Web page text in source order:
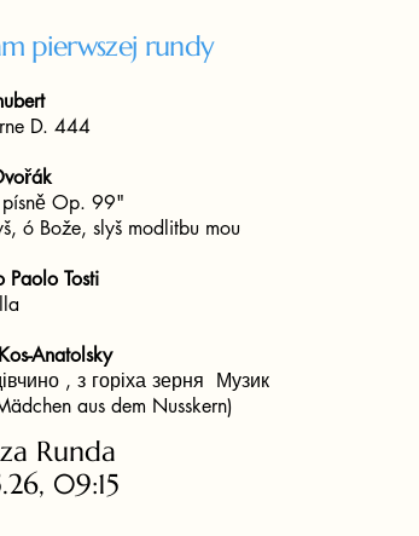
pierwszej rundy
D. 444
Op. 99"
ó Bože, slyš modlitbu mou
Paolo Tosti
Anatolsky
, з горіха зерня Музик
aus dem Nusskern)
Runda
09:15